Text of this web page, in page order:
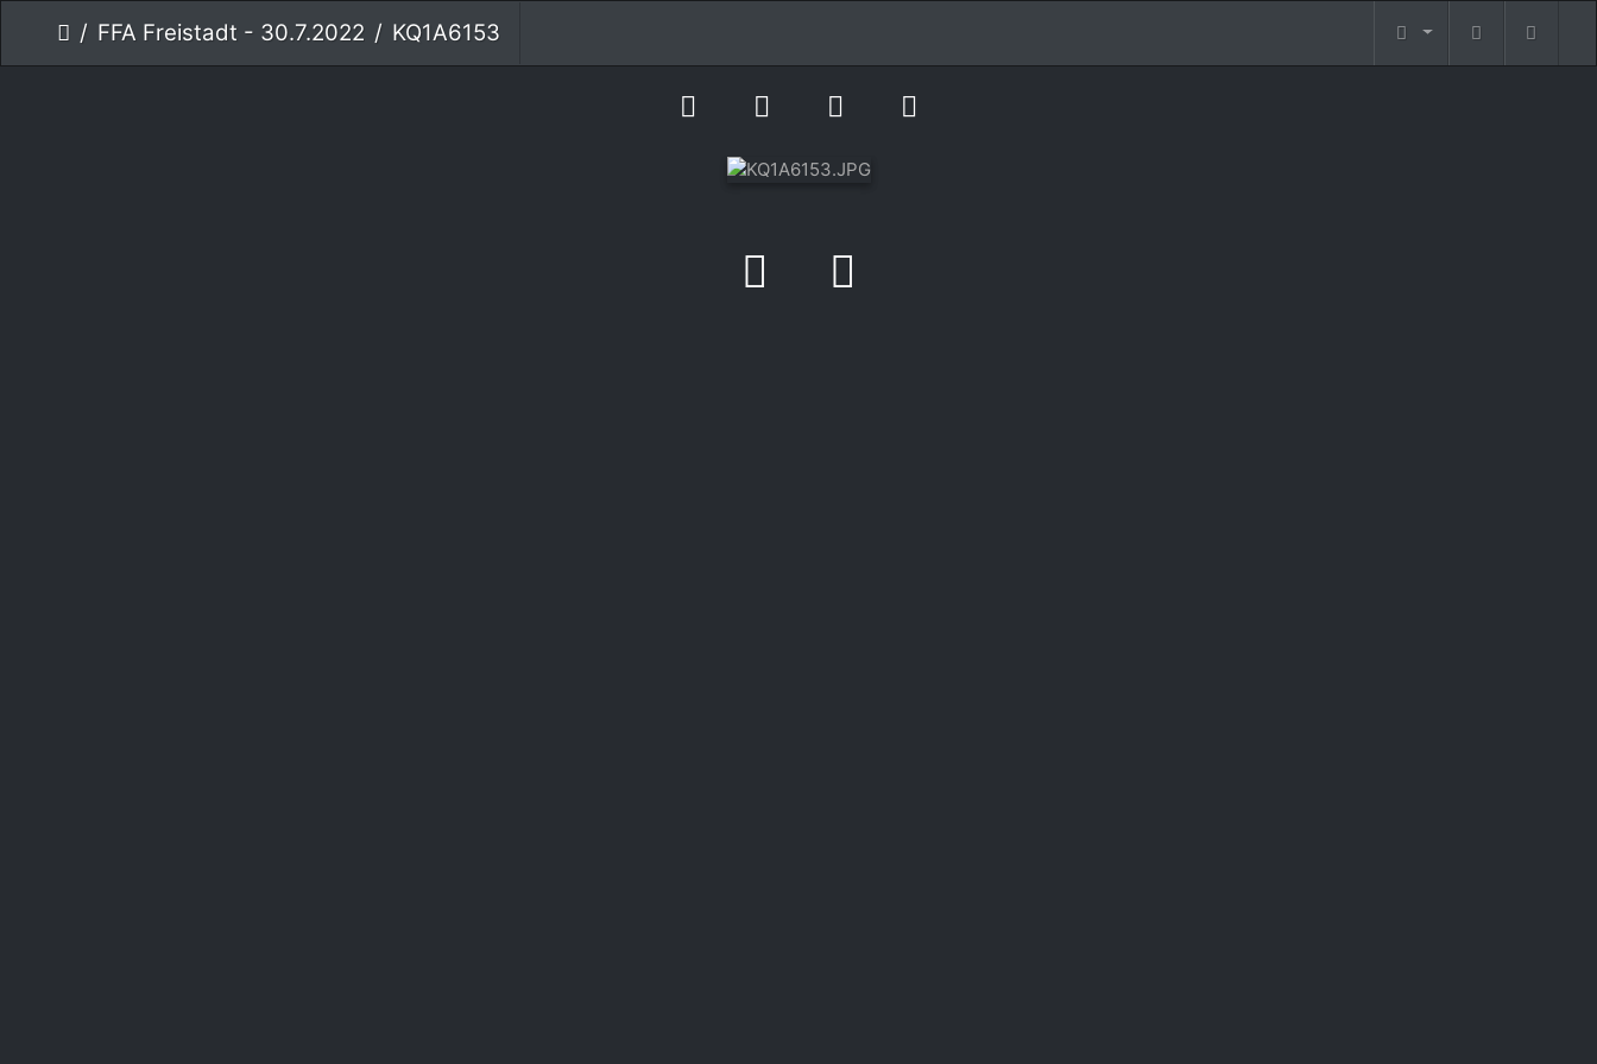
FFA Freistadt - 30.7.2022 KQ1A6153